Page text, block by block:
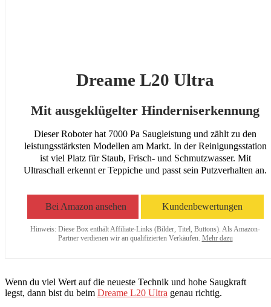
Dreame L20 Ultra
Mit ausgeklügelter Hinderniserkennung
Dieser Roboter hat 7000 Pa Saugleistung und zählt zu den
leistungsstärksten Modellen am Markt. In der Reinigungsstation
ist viel Platz für Staub, Frisch- und Schmutzwasser. Mit
Ultraschall erkennt er Teppiche und passt sein Putzverhalten an.
Bei Amazon ansehen Kundenbewertungen
Hinweis: Diese Box enthält Affiliate-Links (Bilder, Titel, Buttons). Als Amazon-
Partner verdienen wir an qualifizierten Verkäufen. Mehr dazu
Wenn du viel Wert auf die neueste Technik und hohe Saugkraft
legst, dann bist du beim Dreame L20 Ultra genau richtig.